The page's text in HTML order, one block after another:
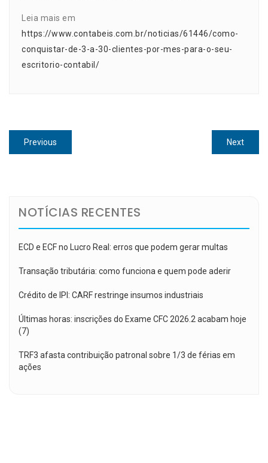
Leia mais em
https://www.contabeis.com.br/noticias/61446/como-
conquistar-de-3-a-30-clientes-por-mes-para-o-seu-
escritorio-contabil/
Navegação
de
Previous
post:
NextNext
post:
NOTÍCIAS RECENTES
ECD e ECF no Lucro Real: erros que podem gerar multas
Transação tributária: como funciona e quem pode aderir
Crédito de IPI: CARF restringe insumos industriais
Últimas horas: inscrições do Exame CFC 2026.2 acabam hoje
(7)
TRF3 afasta contribuição patronal sobre 1/3 de férias em
ações